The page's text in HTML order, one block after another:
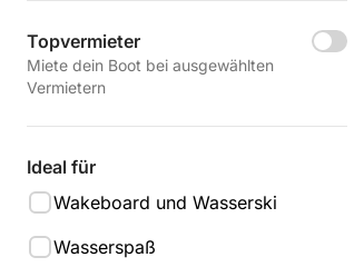
Topvermieter
Miete dein Boot bei ausgewählten
Vermietern
Ideal für
Wakeboard und Wasserski
Wasserspaß